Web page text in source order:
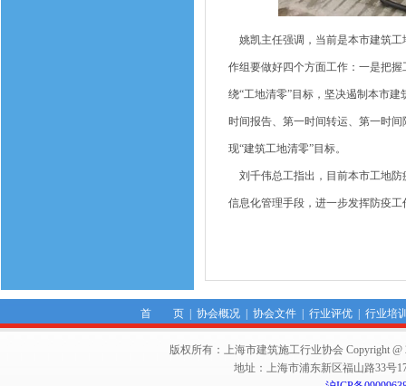
姚凯主任强调，当前是本市建筑工
作组要做好四个方面工作：一是把
绕“工地清零”目标，坚决遏制本市
时间报告、第一时间转运、第一时
现“建筑工地清零”目标。
刘千伟总工指出，目前本市工地防
信息化管理手段，进一步发挥防疫
首 页| 协会概况| 协会文件| 行业评优| 行业培
版权所有：上海市建筑施工行业协会 Copyright @
地址：上海市浦东新区福山路33号